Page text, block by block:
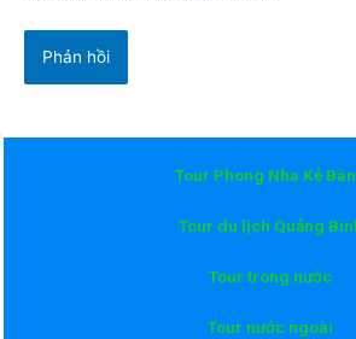
Tour Phong Nha Kẻ
Tour du lịch Quảng
Tour trong nước
Tour nước ngoài